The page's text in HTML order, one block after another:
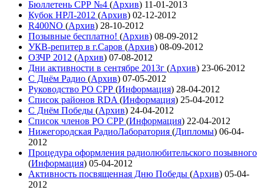
Бюллетень СРР №4 (Архив) 11-01-2013
Кубок НРЛ-2012 (Архив) 02-12-2012
R400NO (Архив) 28-10-2012
Позывные бесплатно! (Архив) 08-09-2012
УКВ-репитер в г.Саров (Архив) 08-09-2012
ОЗЧР 2012 (Архив) 07-08-2012
Дни активности в сентябре 2013г (Архив) 23-06-2012
С Днём Радио (Архив) 07-05-2012
Руководство РО СРР (Информация) 28-04-2012
Список районов RDA (Информация) 25-04-2012
С Днём Победы (Архив) 24-04-2012
Список членов РО СРР (Информация) 22-04-2012
Нижегородская РадиоЛаборатория (Дипломы) 06-04-
2012
Процедура оформления радиолюбительского позывного
(Информация) 05-04-2012
Активность посвященная Дню Победы (Архив) 05-04-
2012